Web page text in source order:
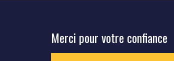
Merci pour votre confiance